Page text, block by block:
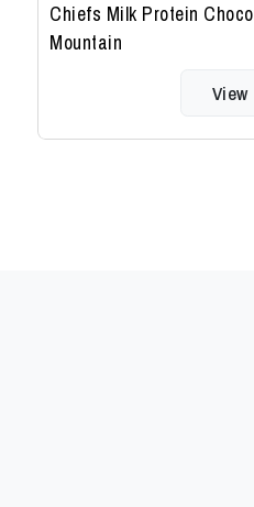
Chiefs Milk Protein Choco
Mountain
View